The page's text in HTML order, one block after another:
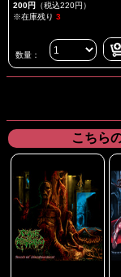
200円 （税込220円）
※在庫残り 3
数量：
こちら